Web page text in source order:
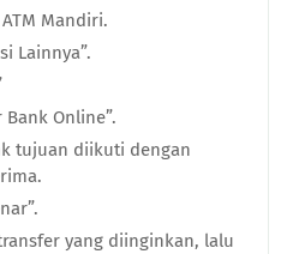
Mandiri.
Lainnya”.
Online”.
tujuan diikuti dengan
yang diinginkan, lalu